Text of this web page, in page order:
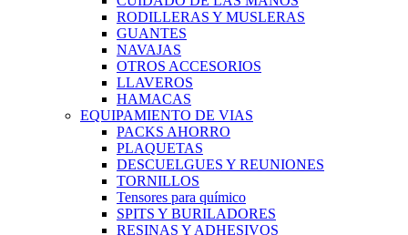
RODILLERAS Y MUSLERAS
GUANTES
NAVAJAS
OTROS ACCESORIOS
LLAVEROS
HAMACAS
EQUIPAMIENTO DE VIAS
PACKS AHORRO
PLAQUETAS
DESCUELGUES Y REUNIONES
TORNILLOS
Tensores para químico
SPITS Y BURILADORES
RESINAS Y ADHESIVOS